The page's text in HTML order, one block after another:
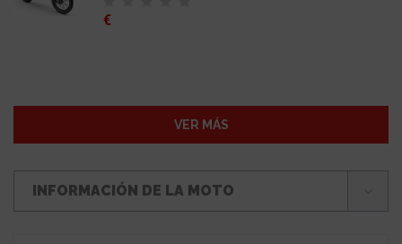
€
VER MÁS
INFORMACIÓN DE LA MOTO